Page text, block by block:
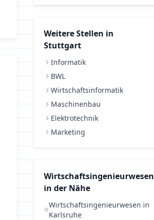
Weitere Stellen in
Stuttgart
Informatik
BWL
Wirtschaftsinformatik
Maschinenbau
Elektrotechnik
Marketing
Wirtschaftsingenieurwesen
in der Nähe
Wirtschaftsingenieurwesen in
Karlsruhe